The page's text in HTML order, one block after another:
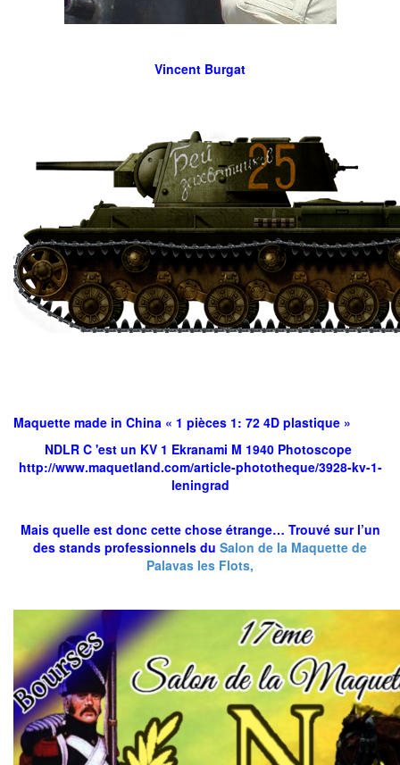
Vincent Burgat
Maquette made in China « 1 pièces 1: 72 4D plastique »
NDLR C 'est un KV 1 Ekranami M 1940 Photoscope
http://www.maquetland.com/article-phototheque/3928-kv-1-
leningrad
Mais quelle est donc cette chose étrange… Trouvé sur l’un
des stands professionnels du Salon de la Maquette de
Palavas les Flots,